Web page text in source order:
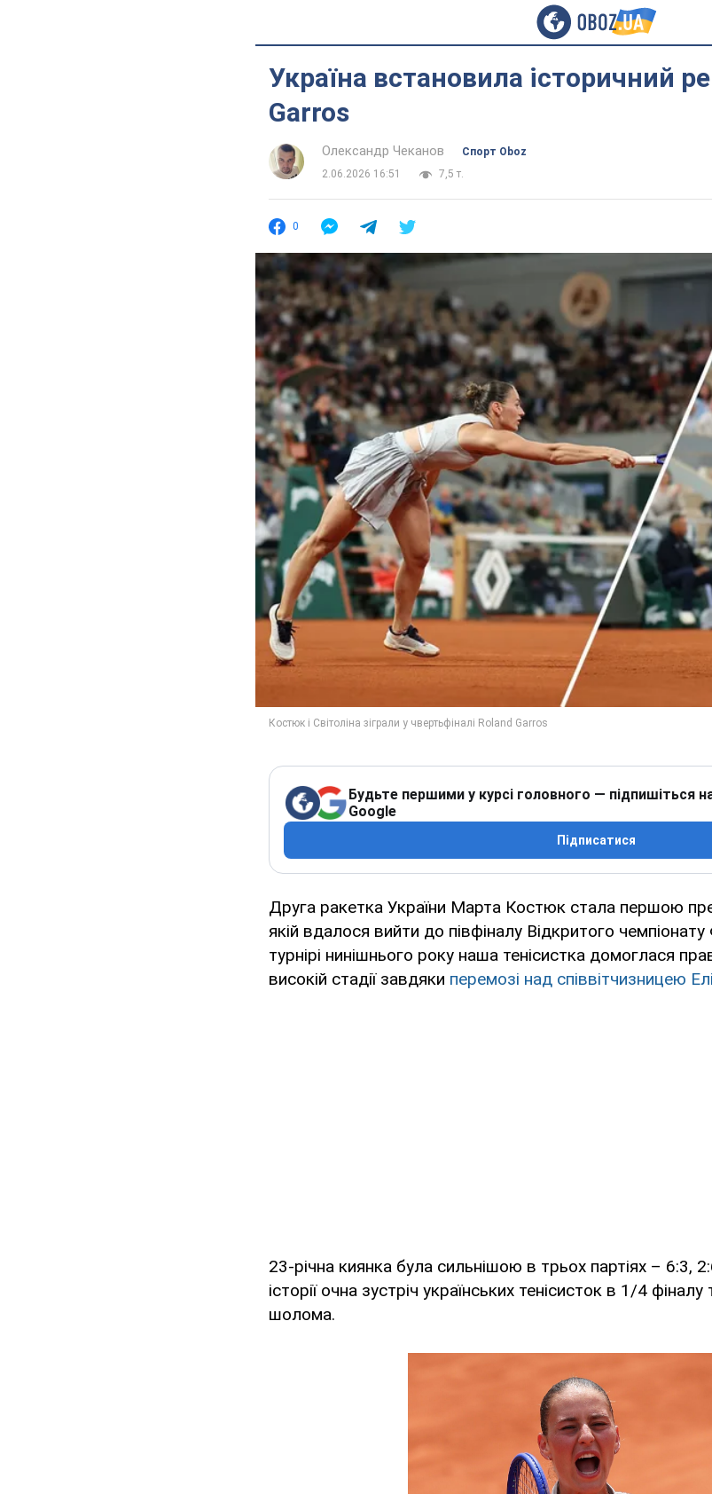
Україна встановила історичний
Garros
Олександр Чеканов
Спорт Oboz
2.06.2026 16:51
7,5 т.
0
Будьте першими у курсі головного — підпишіться
Google
Підписатися
Друга ракетка України Марта Костюк стала першою
якій вдалося вийти до півфіналу Відкритого
турнірі нинішнього року наша тенісистка домоглася
високій стадії завдяки перемозі над співвітчизницею
23-річна киянка була сильнішою в трьох партіях – 6:3,
історії очна зустріч українських тенісисток в 1/4 фіналу
шолома.